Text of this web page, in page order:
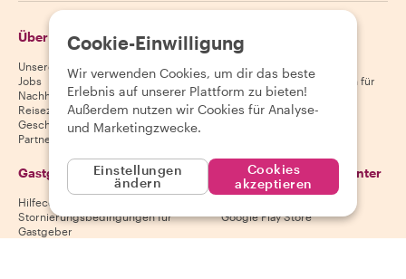
Über Withlocals
Unsere Geschichte
Jobs
Nachhaltigkeit
Reiseziele
Geschenkgutscheine
Partnerschaften
Gäste
Hilfecenter für Gäste
Stornierungsbedingungen für
Gäste
AGB für Gäste
Gastgeber
Hilfecenter für Gastgeber
Stornierungsbedingungen für
Gastgeber
Lade unsere App herunter
Google Play Store
Cookie-Einwilligung
Wir verwenden Cookies, um dir das beste
Erlebnis auf unserer Plattform zu bieten!
Außerdem nutzen wir Cookies für Analyse-
und Marketingzwecke.
Einstellungen
ändern
Cookies
akzeptieren